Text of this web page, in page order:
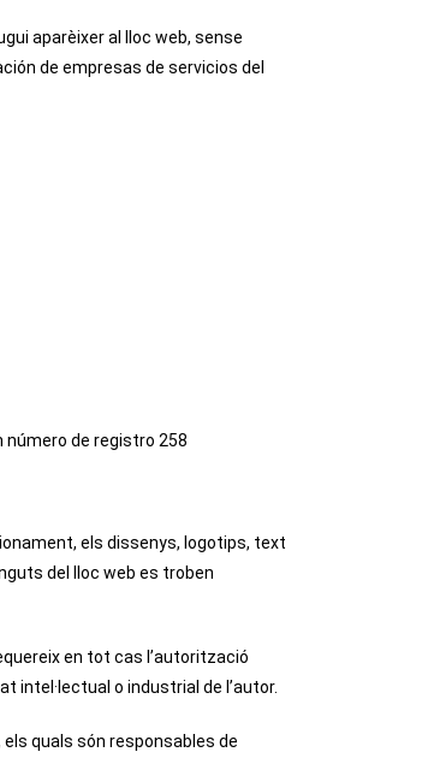
aparèixer al lloc web, sense
de empresas de servicios del
número de registro 258
els dissenys, logotips, text
del lloc web es troben
en tot cas l’autorització
intel·lectual o industrial de l’autor.
quals són responsables de